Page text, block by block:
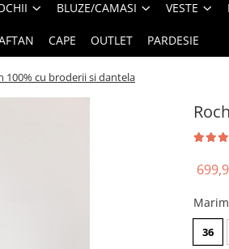
BLUZE/CAMASI VESTE
CAPE OUTLET PARDESIE
100% cu broderii si dantela
36